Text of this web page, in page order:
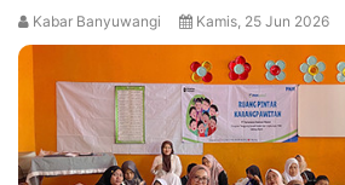
Kabar Banyuwangi Kamis, 25 Jun 2026